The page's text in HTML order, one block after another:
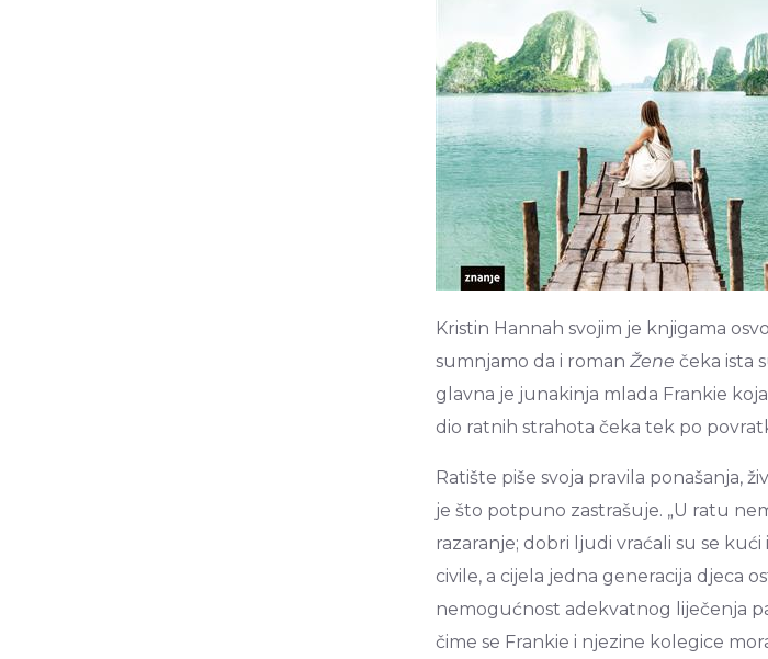
Kristin Hannah svojim je knjigama
sumnjamo da i roman Žene čeka ista
glavna je junakinja mlada Frankie
dio ratnih strahota čeka tek po
Ratište piše svoja pravila ponašanja,
je što potpuno zastrašuje. „U ratu
razaranje; dobri ljudi vraćali su se
civile, a cijela jedna generacija djeca
nemogućnost adekvatnog liječenja
čime se Frankie i njezine kolegice